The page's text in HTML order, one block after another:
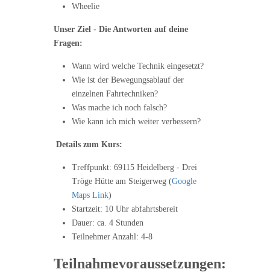
Wheelie
Unser Ziel - Die Antworten auf deine
Fragen:
Wann wird welche Technik eingesetzt?
Wie ist der Bewegungsablauf der
einzelnen Fahrtechniken?
Was mache ich noch falsch?
Wie kann ich mich weiter verbessern?
Details zum Kurs:
Treffpunkt: 69115 Heidelberg - Drei
Tröge Hütte am Steigerweg (Google
Maps Link)
Startzeit: 10 Uhr abfahrtsbereit
Dauer: ca. 4 Stunden
Teilnehmer Anzahl: 4-8
Teilnahmevoraussetzungen: